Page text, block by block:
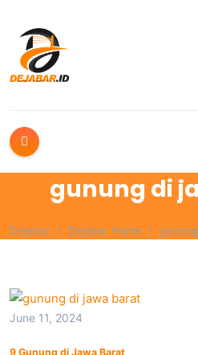
gunung di
Dejabar Dejabar Home
June 11, 2024
9 Gunung di Jawa Barat